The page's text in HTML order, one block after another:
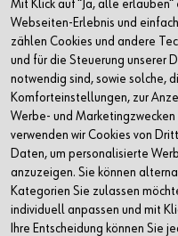
+49 7940 15-2400
info@wuerth.com
Mit Klick auf “Ja, alle
Webseiten-Erlebnis und
zählen Cookies und andere
und für die Steuerung unserer
notwendig sind, sowie solche,
Komforteinstellungen, zur
Werbe- und
verwenden wir Cookies von
Daten, um personalisierte
anzuzeigen. Sie können
Kategorien Sie zulassen
individuell anpassen und mit
Ihre Entscheidung können Sie